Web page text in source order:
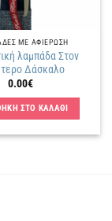
ΜΕ ΑΦΙΕΡΩΣΗ
λαμπάδα Στον
Δάσκαλο
0.00€
ΣΤΟ ΚΑΛΑΘΙ